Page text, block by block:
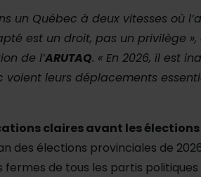
un Québec à deux vitesses où
est un droit, pas un privilège
de l’ARUTAQ. « En 2026, il est
voient leurs déplacements
claires avant les
des élections provinciales de
de tous les partis